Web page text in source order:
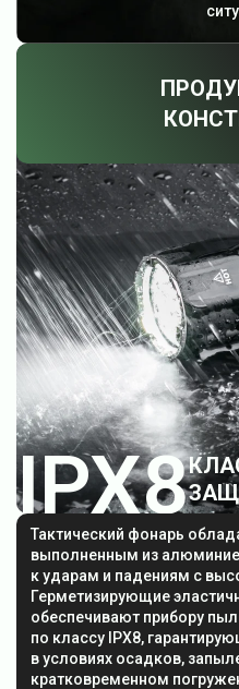
IPX8
Тактический фонарь
выполненным из
к ударам и падениям с
Герметизирующие
обеспечивают прибору
по классу IPX8,
в условиях осадков,
кратковременном